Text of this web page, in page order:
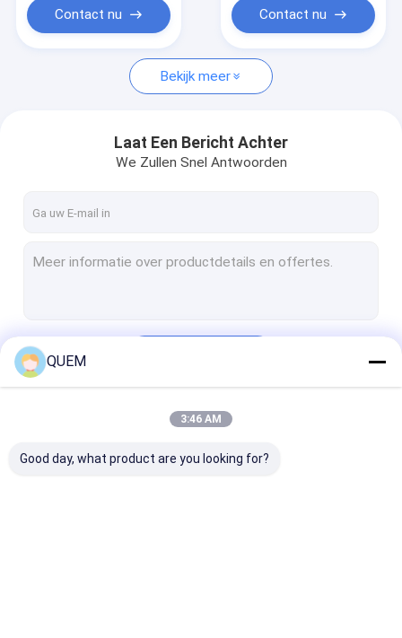
Gevallen
optische machtsmeter
Melodieuze Laserbron
DFB-Laserbron
De optische Meter van het Terugkeerverlies
Contact nu Contact nu
Bekijk meer
Laat Een Bericht Achter
We Zullen Snel Antwoorden
QUEM
3:46 AM
Good day, what product are you looking for?